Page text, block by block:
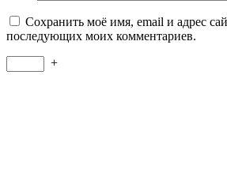
Сохранить моё имя, email и адрес
последующих моих комментариев.
+